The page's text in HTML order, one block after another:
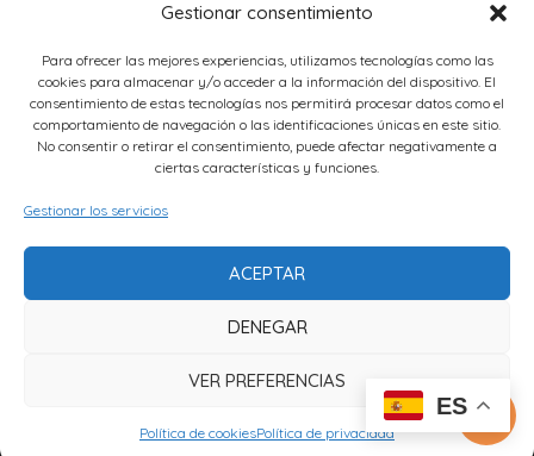
Gestionar consentimiento
Para ofrecer las mejores experiencias, utilizamos tecnologías como las
cookies para almacenar y/o acceder a la información del dispositivo. El
consentimiento de estas tecnologías nos permitirá procesar datos como el
comportamiento de navegación o las identificaciones únicas en este sitio.
No consentir o retirar el consentimiento, puede afectar negativamente a
ciertas características y funciones.
Gestionar los servicios
ACEPTAR
DENEGAR
VER PREFERENCIAS
Política de cookiesPolítica de privacidad
Aviso legal
Política de cookies
© 2018- 2020 Viajesueste.com

ES